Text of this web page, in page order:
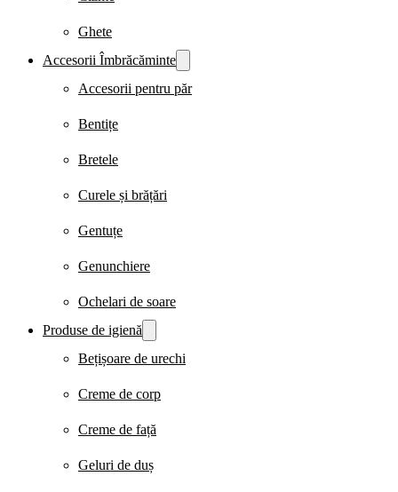
Ghete
Accesorii Îmbrăcăminte
Accesorii pentru păr
Bentițe
Bretele
Curele și brățări
Gentuțe
Genunchiere
Ochelari de soare
Produse de igienă
Bețișoare de urechi
Creme de corp
Creme de față
Geluri de duș